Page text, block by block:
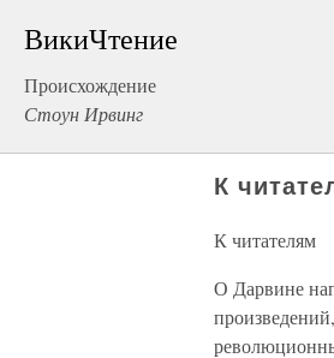
ВикиЧтение
Происхождение
Стоун Ирвинг
К
К читателям
О Дарвине